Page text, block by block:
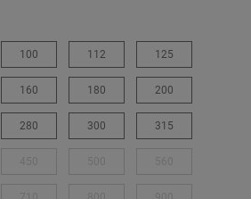
100 112 125
160 180 200
280 300 315